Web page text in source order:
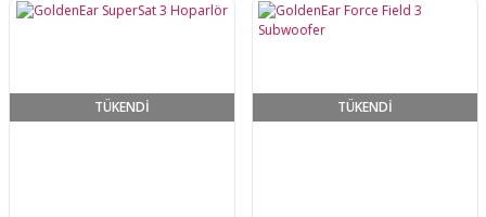
TÜKENDİ TÜKENDİ